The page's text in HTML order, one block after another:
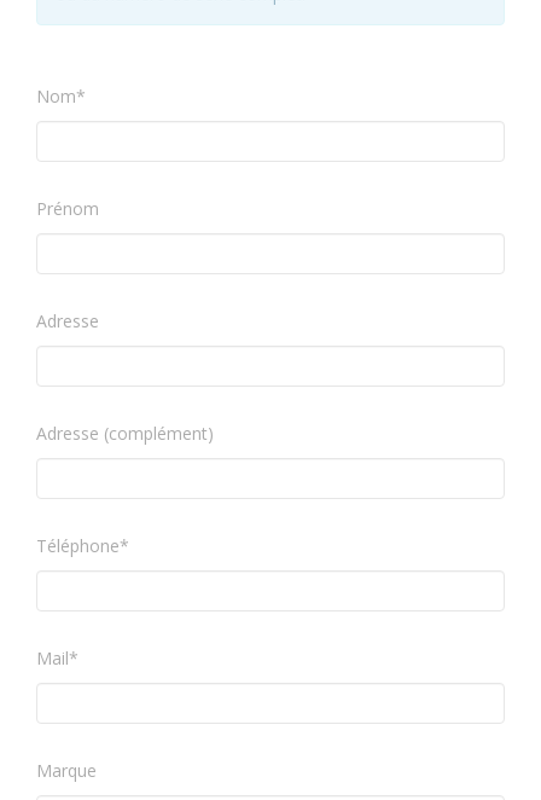
Nom*
Prénom
Adresse
Adresse (complément)
Téléphone*
Mail*
Marque